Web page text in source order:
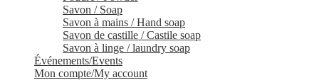
Savon / Soap
Savon à mains / Hand soap
Savon de castille / Castile soap
Savon à linge / laundry soap
Événements/Events
Mon compte/My account